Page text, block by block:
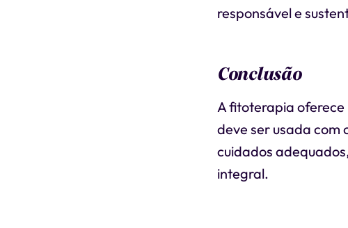
responsável e
Conclusão
A fitoterapia
deve ser usada com
cuidados
integral.